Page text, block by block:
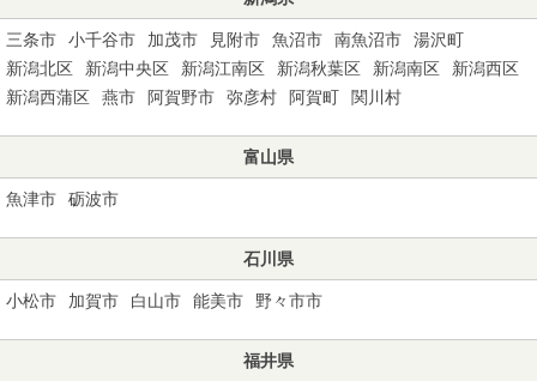
三条市 小千谷市 加茂市 見附市 魚沼市 南魚沼市
湯沢町
新潟北区
新潟中央区 新潟江南区 新潟秋葉区 新潟南区
新潟西区
新潟西蒲区
燕市 阿賀野市 弥彦村 阿賀町 関川村
富山県
魚津市 砺波市
石川県
小松市 加賀市 白山市 能美市 野々市市
福井県